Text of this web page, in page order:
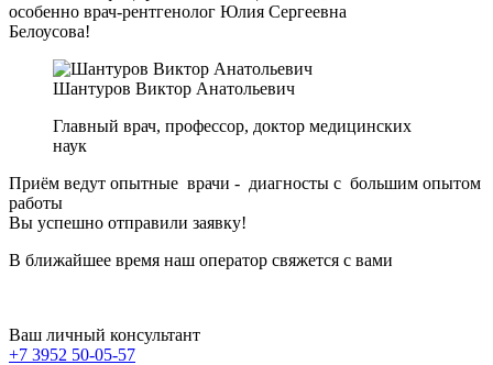
особенно врач-рентгенолог Юлия Сергеевна
Белоусова!
Шантуров Виктор Анатольевич
Главный врач, профессор, доктор медицинских
наук
Приём ведут опытные врачи - диагносты с большим опытом
работы
Вы успешно отправили заявку!
В ближайшее время наш оператор свяжется с вами
Ваш личный консультант
+7 3952 50-05-57